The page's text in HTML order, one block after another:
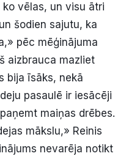
vēlas, un visu ātri
šodien sajutu, ka
pēc mēģinājuma
aizbrauca mazliet
bija īsāks, nekā
pasaulē ir iesācēji
maiņas drēbes.
mākslu,» Reinis
nevarēja notikt